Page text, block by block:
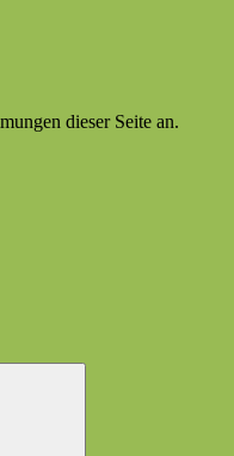
dieser Seite an.